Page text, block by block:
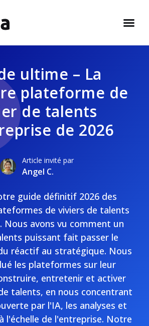
ultime – La
plateforme de
de talents
de 2026
Article invité par
Angel C.
guide définitif 2026 des
de viviers de talents
Nous avons vu comment un
puissant fait passer le
réactif au stratégique. Nous
les plateformes sur leur
entretenir et activer
talents, en nous concentrant
par l'IA, les analyses et
l'échelle de l'entreprise. Notre